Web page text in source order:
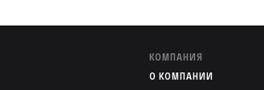
КОМПАНИЯ
O КОМПАНИИ